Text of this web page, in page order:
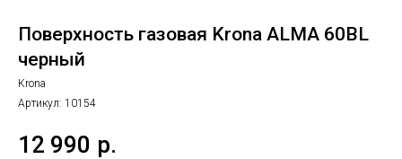
Поверхность газовая Krona ALMA 60BL
черный
Krona
Артикул: 10154
12 990 р.